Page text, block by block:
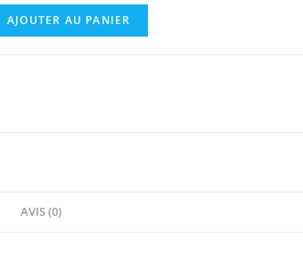
AJOUTER AU PANIER
AVIS (0)